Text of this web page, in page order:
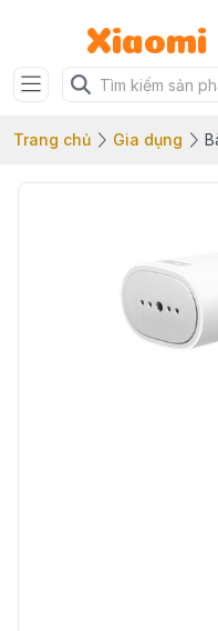
Xiaomi
Trang chủ Gia dụng